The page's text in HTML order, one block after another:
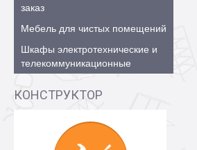
заказ
Мебель для чистых помещений
Шкафы электротехнические и
телекоммуникационные
КОНСТРУКТОР